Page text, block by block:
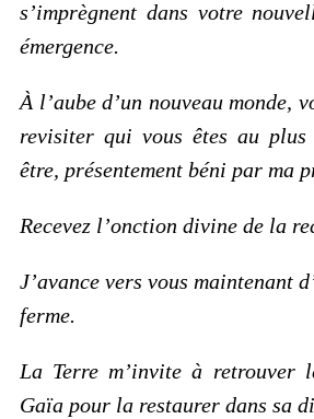
s’imprègnent dans votre
émergence.
À l’aube d’un nouveau monde,
revisiter qui vous êtes au
être, présentement béni par ma
Recevez l’onction divine de la
J’avance vers vous maintenant
ferme.
La Terre m’invite à retrouver
Gaïa pour la restaurer dans sa